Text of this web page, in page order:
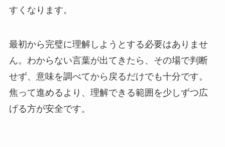
すくなります。
最初から完璧に理解しようとする必要はありませ
ん。わからない言葉が出てきたら、その場で判断
せず、意味を調べてから戻るだけでも十分です。
焦って進めるより、理解できる範囲を少しずつ広
げる方が安全です。